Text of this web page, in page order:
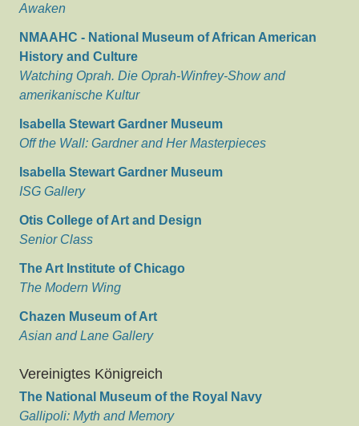
Awaken
NMAAHC - National Museum of African American
History and Culture
Watching Oprah. Die Oprah-Winfrey-Show and
amerikanische Kultur
Isabella Stewart Gardner Museum
Off the Wall: Gardner and Her Masterpieces
Isabella Stewart Gardner Museum
ISG Gallery
Otis College of Art and Design
Senior Class
The Art Institute of Chicago
The Modern Wing
Chazen Museum of Art
Asian and Lane Gallery
Vereinigtes Königreich
The National Museum of the Royal Navy
Gallipoli: Myth and Memory